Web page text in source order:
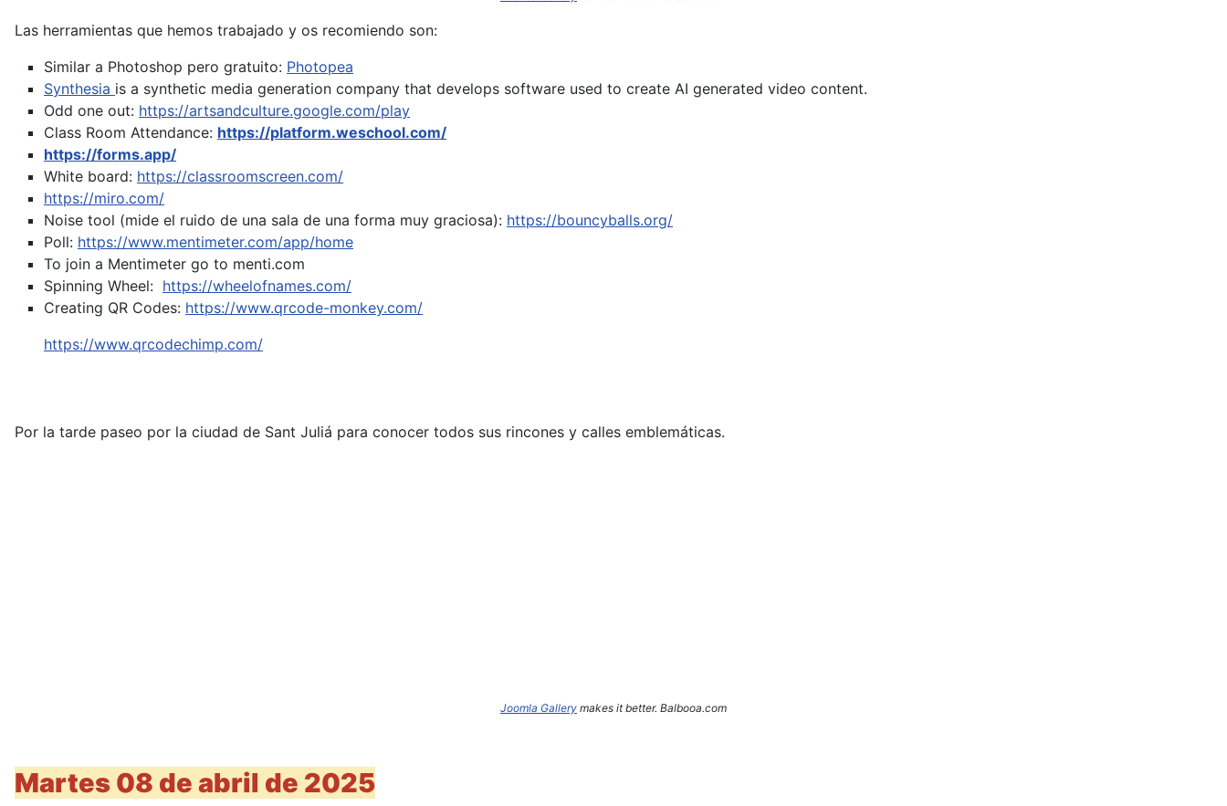
Las herramientas que hemos trabajado y os recomiendo son:
Similar a Photoshop pero gratuito: Photopea
Synthesia is a synthetic media generation company that develops software used to create AI generated video content.
Odd one out: https://artsandculture.google.com/play
Class Room Attendance: https://platform.weschool.com/
https://forms.app/
White board: https://classroomscreen.com/
https://miro.com/
Noise tool (mide el ruido de una sala de una forma muy graciosa): https://bouncyballs.org/
Poll: https://www.mentimeter.com/app/home
To join a Mentimeter go to menti.com
Spinning Wheel: https://wheelofnames.com/
Creating QR Codes: https://www.qrcode-monkey.com/
https://www.qrcodechimp.com/
Por la tarde paseo por la ciudad de Sant Juliá para conocer todos sus rincones y calles emblemáticas.
Joomla Gallery makes it better. Balbooa.com
Martes 08 de abril de 2025